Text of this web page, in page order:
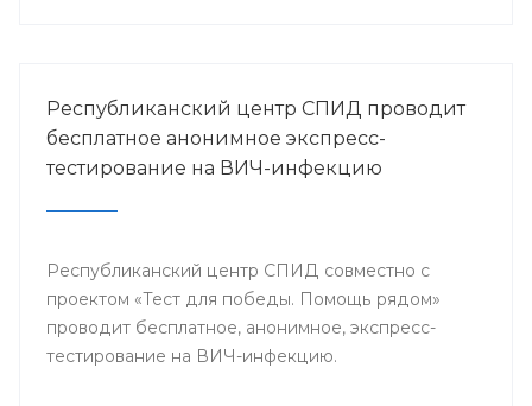
Республиканский центр СПИД проводит
бесплатное анонимное экспресс-
тестирование на ВИЧ-инфекцию
Республиканский центр СПИД совместно с
проектом «Тест для победы. Помощь рядом»
проводит бесплатное, анонимное, экспресс-
тестирование на ВИЧ-инфекцию.